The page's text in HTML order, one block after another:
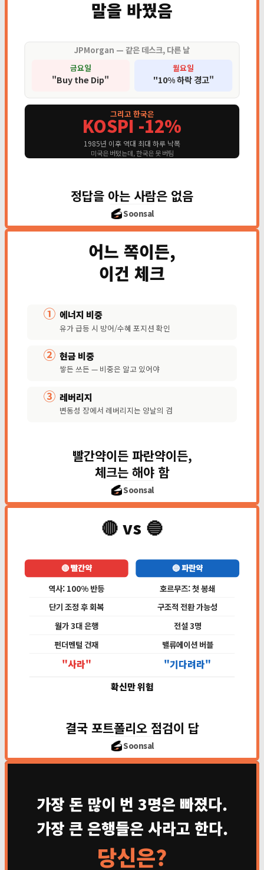
말을 바꿨음
JPMorgan — 같은 데스크, 다른 날
금요일
"Buy the Dip"
월요일
"10% 하락 경고"
그리고 한국은
KOSPI -12%
1985년 이후 역대 최대 하루 낙폭
미국은 버텼는데, 한국은 못 버팀
정답을 아는 사람은 없음
Soonsal
어느 쪽이든,
이건 체크
① 에너지 비중
유가 급등 시 방어/수혜 포지션 확인
② 현금 비중
쌓든 쓰든 — 비중은 알고 있어야
③ 레버리지
변동성 장에서 레버리지는 양날의 검
빨간약이든 파란약이든,
체크는 해야 함
Soonsal
🔴 vs 🔵
🔴 빨간약
🔵 파란약
역사: 100% 반등
호르무즈: 첫 봉쇄
단기 조정 후 회복
구조적 전환 가능성
월가 3대 은행
전설 3명
펀더멘털 건재 밸류에이션 버블
"사라" "기다려라"
확신만 위험
결국 포트폴리오 점검이 답
Soonsal
가장 돈 많이 번 3명은 빠졌다.
가장 큰 은행들은 사라고 한다.
당신은?